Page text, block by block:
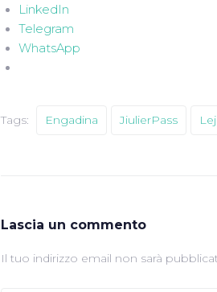
LinkedIn
Telegram
WhatsApp
Tags: Engadina JiulierPass
Lascia un commento
Il tuo indirizzo email non sarà